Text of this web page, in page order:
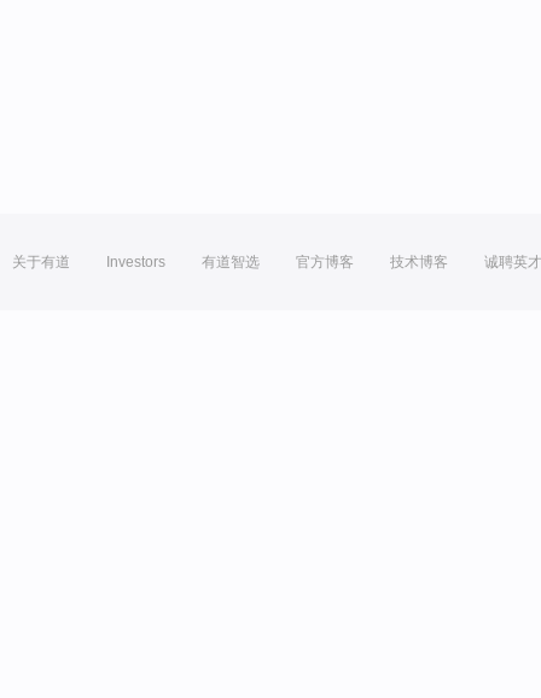
关于有道 Investors 有道智选 官方博客 技术博客 诚聘英才